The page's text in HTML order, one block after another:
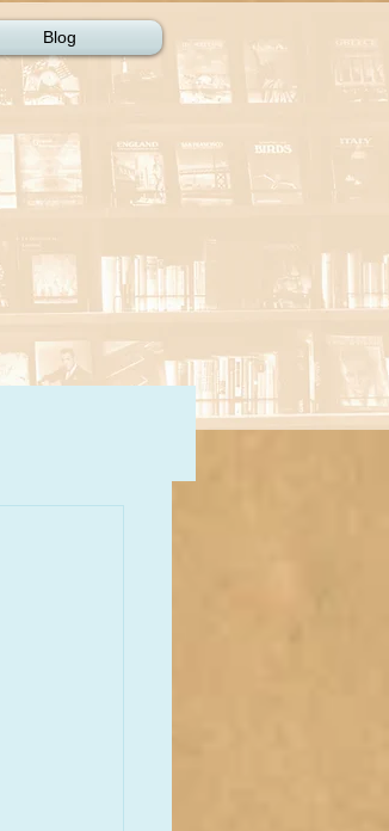
Blog